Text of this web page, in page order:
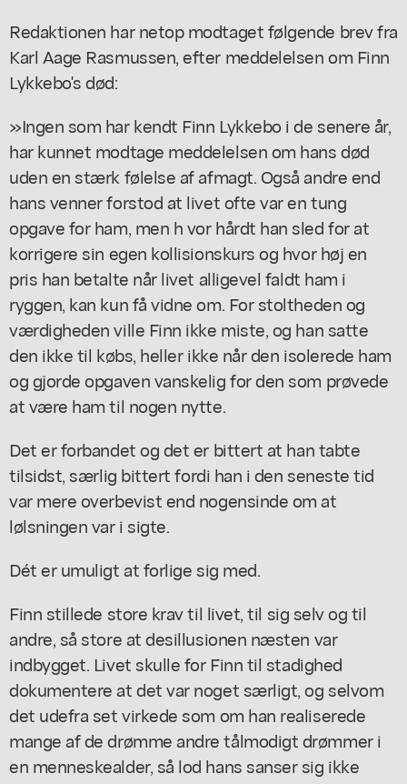
Redaktionen har netop modtaget følgende brev fra
Karl Aage Rasmussen, efter meddelelsen om Finn
Lykkebo's død:
»Ingen som har kendt Finn Lykkebo i de senere år,
har kunnet modtage meddelelsen om hans død
uden en stærk følelse af afmagt. Også andre end
hans venner forstod at livet ofte var en tung
opgave for ham, men h vor hårdt han sled for at
korrigere sin egen kollisionskurs og hvor høj en
pris han betalte når livet alligevel faldt ham i
ryggen, kan kun få vidne om. For stoltheden og
værdigheden ville Finn ikke miste, og han satte
den ikke til købs, heller ikke når den isolerede ham
og gjorde opgaven vanskelig for den som prøvede
at være ham til nogen nytte.
Det er forbandet og det er bittert at han tabte
tilsidst, særlig bittert fordi han i den seneste tid
var mere overbevist end nogensinde om at
lølsningen var i sigte.
Dét er umuligt at forlige sig med.
Finn stillede store krav til livet, til sig selv og til
andre, så store at desillusionen næsten var
indbygget. Livet skulle for Finn til stadighed
dokumentere at det var noget særligt, og selvom
det udefra set virkede som om han realiserede
mange af de drømme andre tålmodigt drømmer i
en menneskealder, så lod hans sanser sig ikke